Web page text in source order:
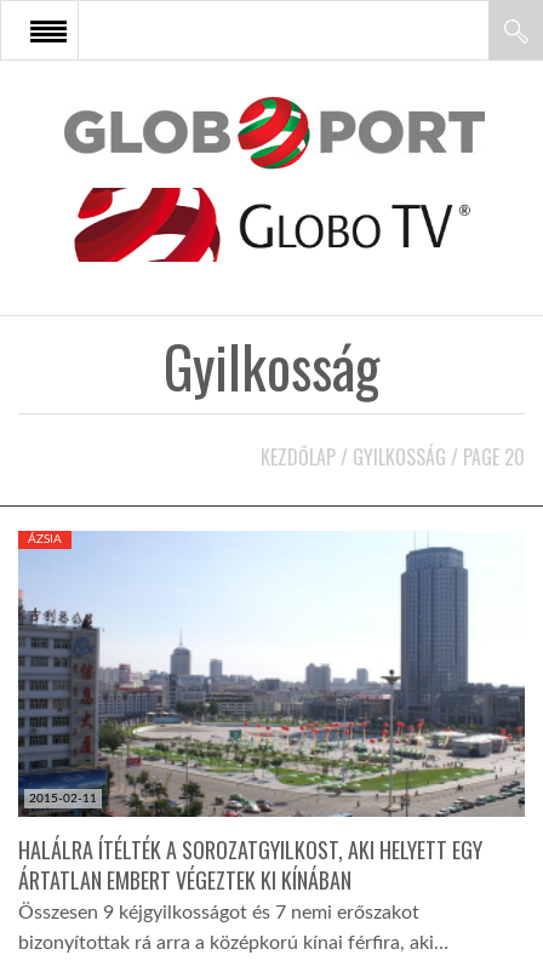
FŐOLDAL
AFRIKA
AUSZTRÁLIA
A VILÁG ITTHON
Gyilkosság
KEZDŐLAP / GYILKOSSÁG / PAGE 20
2015-02-11
ÁZSIA
HALÁLRA ÍTÉLTÉK A SOROZATGYILKOST, AKI HELYETT EGY
ÁRTATLAN EMBERT VÉGEZTEK KI KÍNÁBAN
Összesen 9 kéjgyilkosságot és 7 nemi erőszakot
bizonyítottak rá arra a középkorú kínai férfira, aki…